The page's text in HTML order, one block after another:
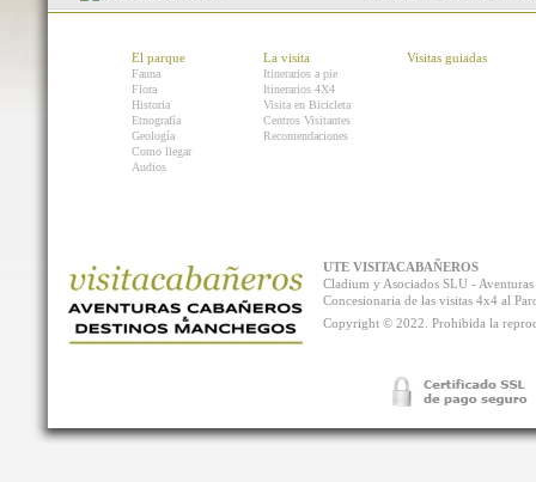
El parque
Fauna
Flora
Historia
Etnografía
Geología
Como llegar
Audios
La visita
Itinerarios a pie
Itinerarios 4X4
Visita en Bicicleta
Centros Visitantes
Recomendaciones
Visitas guiadas
UTE VISITACABAÑEROS
Cladium y Asociados SLU -
Concesionaria de las visitas 4x4 al
Copyright © 2022. Prohibida la